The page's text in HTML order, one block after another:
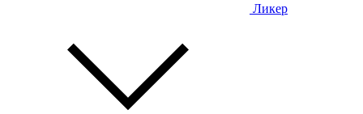
Ликер